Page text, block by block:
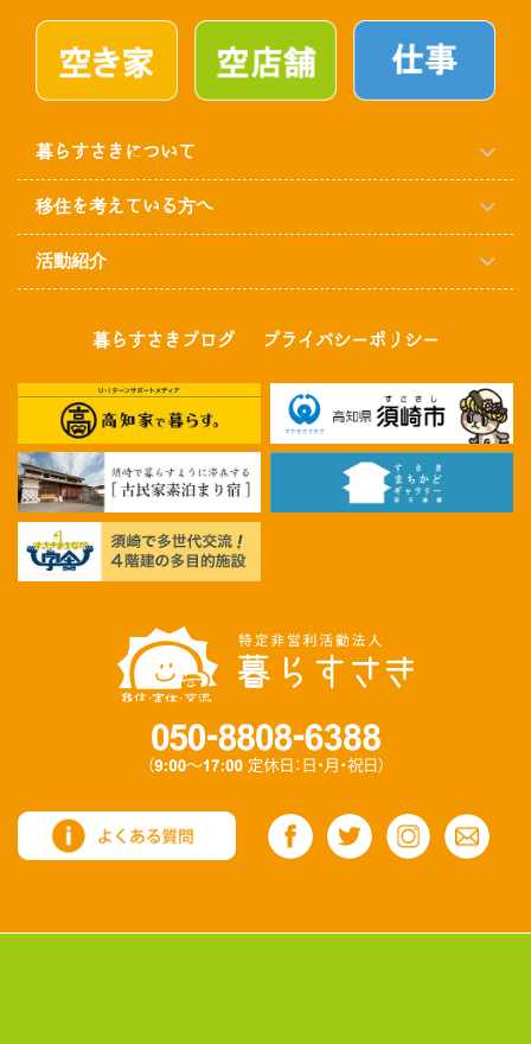
暮らすさきについて
移住を考えている方へ
活動紹介
暮らすさきブログ プライバシーポリシー